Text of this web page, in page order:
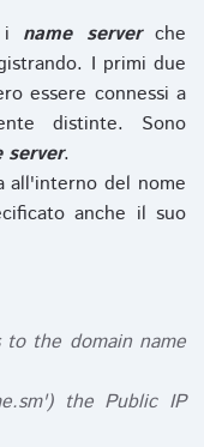
i name serverche
I primi due
essere connessi a
distinte. Sono
server.
all'interno del nome
anche il suo
the domain name
the Public IP